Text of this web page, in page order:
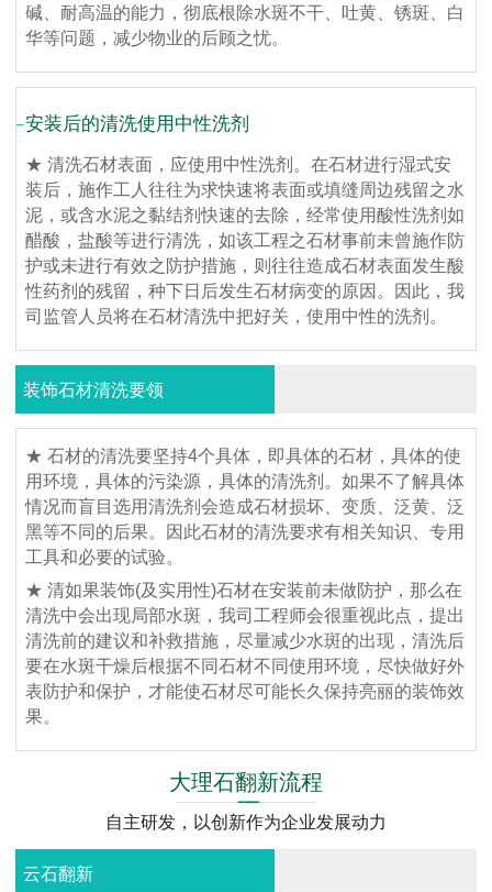
碱、耐高温的能力，彻底根除水斑不干、吐黄、锈斑、白
华等问题，减少物业的后顾之忧。
安装后的清洗使用中性洗剂
★ 清洗石材表面，应使用中性洗剂。在石材进行湿式安
装后，施作工人往往为求快速将表面或填缝周边残留之水
泥，或含水泥之黏结剂快速的去除，经常使用酸性洗剂如
醋酸，盐酸等进行清洗，如该工程之石材事前未曾施作防
护或未进行有效之防护措施，则往往造成石材表面发生酸
性药剂的残留，种下日后发生石材病变的原因。因此，我
司监管人员将在石材清洗中把好关，使用中性的洗剂。
装饰石材清洗要领
★ 石材的清洗要坚持4个具体，即具体的石材，具体的使
用环境，具体的污染源，具体的清洗剂。如果不了解具体
情况而盲目选用清洗剂会造成石材损坏、变质、泛黄、泛
黑等不同的后果。因此石材的清洗要求有相关知识、专用
工具和必要的试验。
★ 清如果装饰(及实用性)石材在安装前未做防护，那么在
清洗中会出现局部水斑，我司工程师会很重视此点，提出
清洗前的建议和补救措施，尽量减少水斑的出现，清洗后
要在水斑干燥后根据不同石材不同使用环境，尽快做好外
表防护和保护，才能使石材尽可能长久保持亮丽的装饰效
果。
大理石翻新流程
自主研发，以创新作为企业发展动力
云石翻新